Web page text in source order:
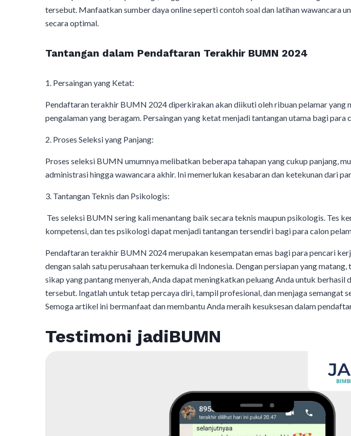
tersebut. Manfaatkan sumber daya online seperti contoh soal dan latihan wawancara
secara optimal.
Tantangan dalam Pendaftaran Terakhir BUMN 2024
1. Persaingan yang Ketat:
Pendaftaran terakhir BUMN 2024 diperkirakan akan diikuti oleh ribuan pelamar yang
pengalaman yang beragam. Persaingan yang ketat menjadi tantangan utama bagi para
2. Proses Seleksi yang Panjang:
Proses seleksi BUMN umumnya melibatkan beberapa tahapan yang cukup panjang,
administrasi hingga wawancara akhir. Ini memerlukan kesabaran dan ketekunan dari
3. Tantangan Teknis dan Psikologis:
Tes seleksi BUMN sering kali menantang baik secara teknis maupun psikologis. Tes
kompetensi, dan tes psikologi dapat menjadi tantangan tersendiri bagi para calon
Pendaftaran terakhir BUMN 2024 merupakan kesempatan emas bagi para pencari
dengan salah satu perusahaan terkemuka di Indonesia. Dengan persiapan yang matang,
sikap yang pantang menyerah, Anda dapat meningkatkan peluang Anda untuk berhasil
tersebut. Ingatlah untuk tetap percaya diri, tampil profesional, dan menjaga semangat
Semoga artikel ini bermanfaat dan membantu Anda meraih kesuksesan dalam
Testimoni jadiBUMN